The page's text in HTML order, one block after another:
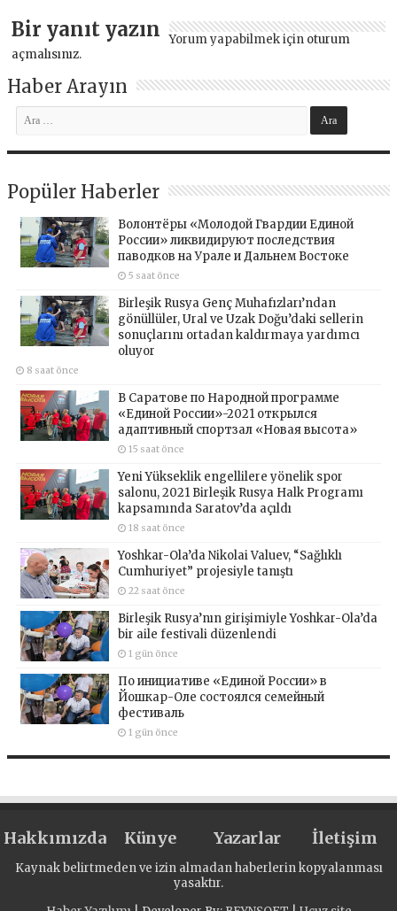
Bir yanıt yazın Yorum yapabilmek için oturum
açmalısınız.
Haber Arayın
Popüler Haberler
Волонтёры «Молодой Гвардии Единой
России» ликвидируют последствия
паводков на Урале и Дальнем Востоке
5 saat önce
Birleşik Rusya Genç Muhafızları’ndan
gönüllüler, Ural ve Uzak Doğu’daki sellerin
sonuçlarını ortadan kaldırmaya yardımcı
oluyor
8 saat önce
В Саратове по Народной программе
«Единой России»-2021 открылся
адаптивный спортзал «Новая высота»
15 saat önce
Yeni Yükseklik engellilere yönelik spor
salonu, 2021 Birleşik Rusya Halk Programı
kapsamında Saratov’da açıldı
18 saat önce
Yoshkar-Ola’da Nikolai Valuev, “Sağlıklı
Cumhuriyet” projesiyle tanıştı
22 saat önce
Birleşik Rusya’nın girişimiyle Yoshkar-Ola’da
bir aile festivali düzenlendi
1 gün önce
По инициативе «Единой России» в
Йошкар-Оле состоялся семейный
фестиваль
1 gün önce
Hakkımızda Künye Yazarlar İletişim
Kaynak belirtmeden ve izin almadan haberlerin kopyalanması
yasaktır.